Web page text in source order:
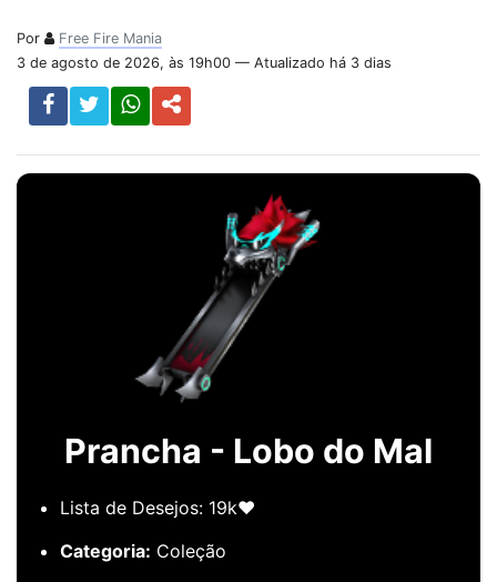
Por
Free Fire Mania
3 de agosto de 2026, às 19h00 — Atualizado há 3 dias
Prancha - Lobo do Mal
Lista de Desejos: 19k❤️
Categoria: Coleção